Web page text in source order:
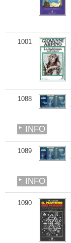
1001
1088
INFO
1089
INFO
1090